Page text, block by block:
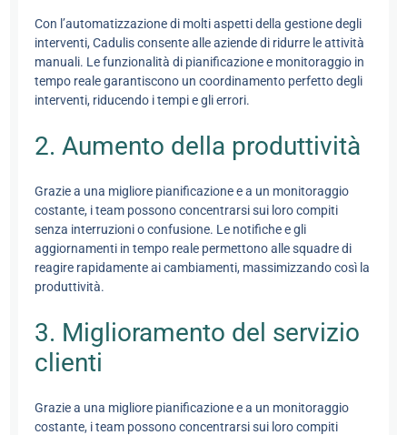
Con l’automatizzazione di molti aspetti della gestione degli
interventi, Cadulis consente alle aziende di ridurre le attività
manuali. Le funzionalità di pianificazione e monitoraggio in
tempo reale garantiscono un coordinamento perfetto degli
interventi, riducendo i tempi e gli errori.
2. Aumento della produttività
Grazie a una migliore pianificazione e a un monitoraggio
costante, i team possono concentrarsi sui loro compiti
senza interruzioni o confusione. Le notifiche e gli
aggiornamenti in tempo reale permettono alle squadre di
reagire rapidamente ai cambiamenti, massimizzando così la
produttività.
3. Miglioramento del servizio
clienti
Grazie a una migliore pianificazione e a un monitoraggio
costante, i team possono concentrarsi sui loro compiti